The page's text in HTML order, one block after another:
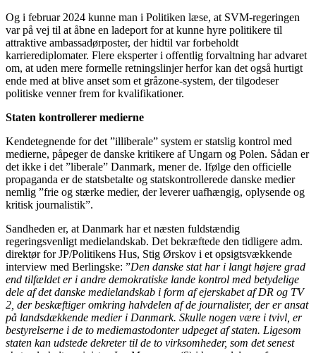
Og i februar 2024 kunne man i Politiken læse, at SVM-regeringen
var på vej til at åbne en ladeport for at kunne hyre politikere til
attraktive ambassadørposter, der hidtil var forbeholdt
karrierediplomater. Flere eksperter i offentlig forvaltning har advaret
om, at uden mere formelle retningslinjer herfor kan det også hurtigt
ende med at blive anset som et gråzone-system, der tilgodeser
politiske venner frem for kvalifikationer.
Staten kontrollerer medierne
Kendetegnende for det ”illiberale” system er statslig kontrol med
medierne, påpeger de danske kritikere af Ungarn og Polen. Sådan er
det ikke i det ”liberale” Danmark, mener de. Ifølge den officielle
propaganda er de statsbetalte og statskontrollerede danske medier
nemlig ”frie og stærke medier, der leverer uafhængig, oplysende og
kritisk journalistik”.
Sandheden er, at Danmark har et næsten fuldstændig
regeringsvenligt medielandskab. Det bekræftede den tidligere adm.
direktør for JP/Politikens Hus, Stig Ørskov i et opsigtsvækkende
interview med Berlingske: ”Den danske stat har i langt højere grad
end tilfældet er i andre demokratiske lande kontrol med betydelige
dele af det danske medielandskab i form af ejerskabet af DR og TV
2, der beskæftiger omkring halvdelen af de journalister, der er ansat
på landsdækkende medier i Danmark. Skulle nogen være i tvivl, er
bestyrelserne i de to mediemastodonter udpeget af staten. Ligesom
staten kan udstede dekreter til de to virksomheder, som det senest